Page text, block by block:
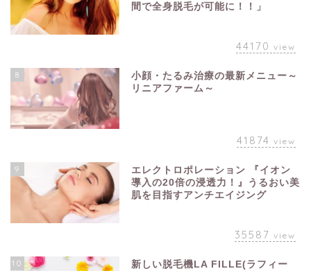
間で全身脱毛が可能に！！」
44170 view
8
小顔・たるみ治療の最新メニュー～
リニアファーム～
41874 view
9
エレクトロポレーション 『イオン
導入の20倍の浸透力！』うるおい美
肌を目指すアンチエイジング
35587 view
10
新しい脱毛機LA FILLE(ラフィー